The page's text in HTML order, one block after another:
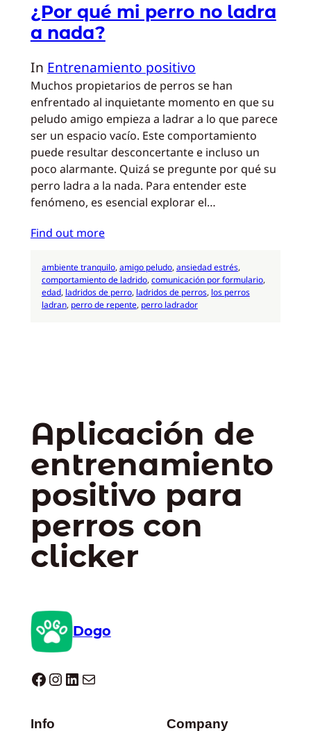
¿Por qué mi perro no ladra
a nada?
In Entrenamiento positivo
Muchos propietarios de perros se han
enfrentado al inquietante momento en que su
peludo amigo empieza a ladrar a lo que parece
ser un espacio vacío. Este comportamiento
puede resultar desconcertante e incluso un
poco alarmante. Quizá se pregunte por qué su
perro ladra a la nada. Para entender este
fenómeno, es esencial explorar el…
Find out more
ambiente tranquilo, amigo peludo, ansiedad estrés
comportamiento de ladrido, comunicación por formulario
edad, ladridos de perro, ladridos de perros, los perros
ladran, perro de repente, perro ladrador
Aplicación de
entrenamiento
positivo para
perros con
clicker
Dogo
Dogo facebook InstagramLinkedIn Correo electrónico
Info Company